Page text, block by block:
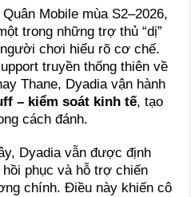
Mobile mùa S2–2026,
trong những trợ thủ “dị”
chơi hiểu rõ cơ chế.
truyền thống thiên về
Thane, Dyadia vận hành
– kiểm soát kinh tế, tạo
cách đánh.
Dyadia vẫn được định
phục và hỗ trợ chiến
chính. Điều này khiến cô